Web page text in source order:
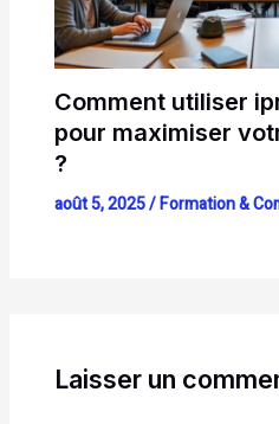
Comment utiliser
pour maximiser
?
août 5, 2025/Formation &
Laisser un